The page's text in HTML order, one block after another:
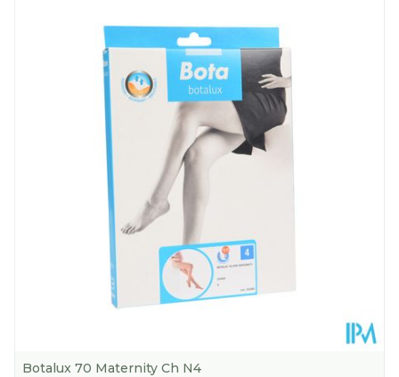
211 mm
28 mm
Kamertemperatuur (15°C -
25°C)
Botalux 70 Maternity Ch N4